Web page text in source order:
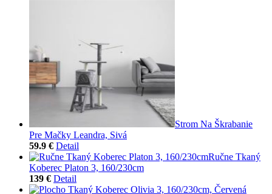
Strom Na Škrabanie
Pre Mačky Leandra, Sivá
59.9 € Detail
Ručne Tkaný
Koberec Platon 3, 160/230cm
139 € Detail